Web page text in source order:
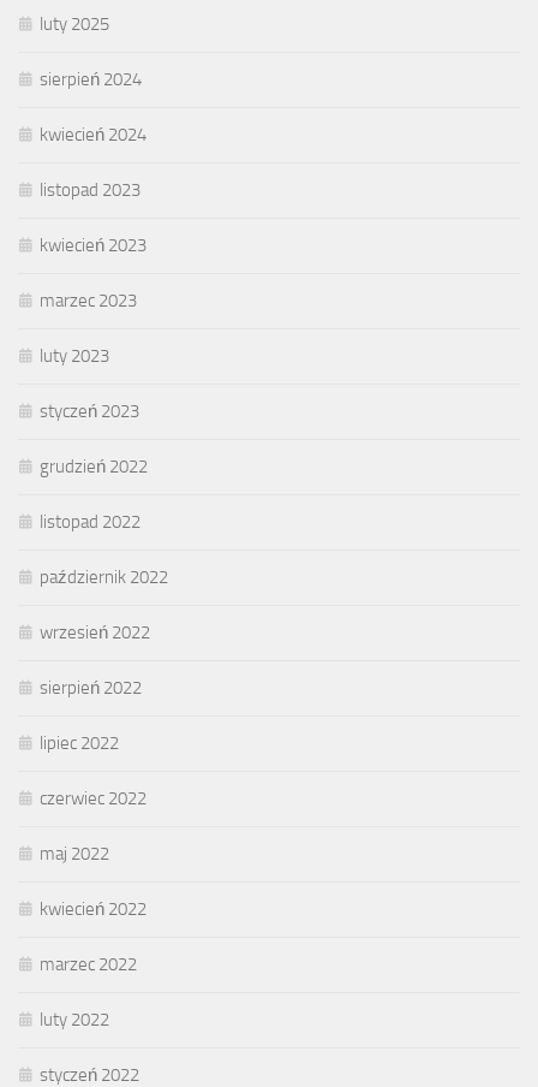
luty 2025
sierpień 2024
kwiecień 2024
listopad 2023
kwiecień 2023
marzec 2023
luty 2023
styczeń 2023
grudzień 2022
listopad 2022
październik 2022
wrzesień 2022
sierpień 2022
lipiec 2022
czerwiec 2022
maj 2022
kwiecień 2022
marzec 2022
luty 2022
styczeń 2022